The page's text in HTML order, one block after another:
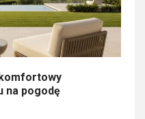
na pogodę